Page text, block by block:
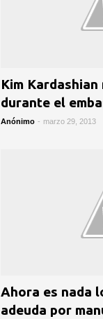
Kim
durante el
Anónimo - marzo 29, 2013
Ahora es nada
adeuda por